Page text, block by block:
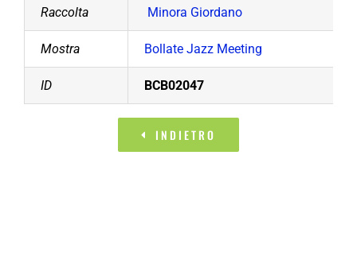
Raccolta Minora Giordano
Mostra Bollate Jazz Meeting
ID BCB02047
INDIETRO